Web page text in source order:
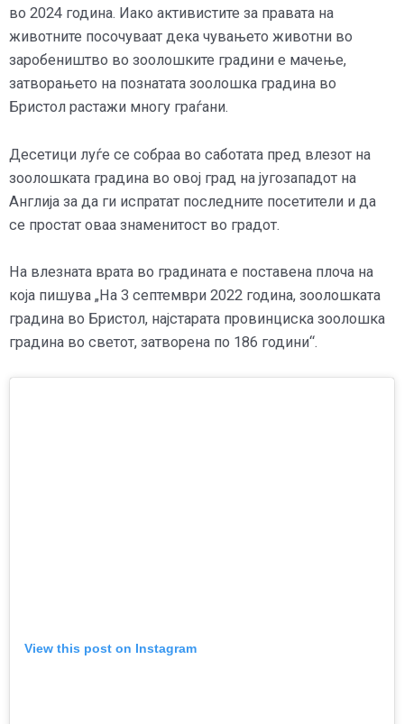
во 2024 година. Иако активистите за правата на
животните посочуваат дека чувањето животни во
заробеништво во зоолошките градини е мачење,
затворањето на познатата зоолошка градина во
Бристол растажи многу граѓани.
Десетици луѓе се собраа во саботата пред влезот на
зоолошката градина во овој град на југозападот на
Англија за да ги испратат последните посетители и да
се простат оваа знаменитост во градот.
На влезната врата во градината е поставена плоча на
која пишува „На 3 септември 2022 година, зоолошката
градина во Бристол, најстарата провинциска зоолошка
градина во светот, затворена по 186 години“.
View this post on Instagram